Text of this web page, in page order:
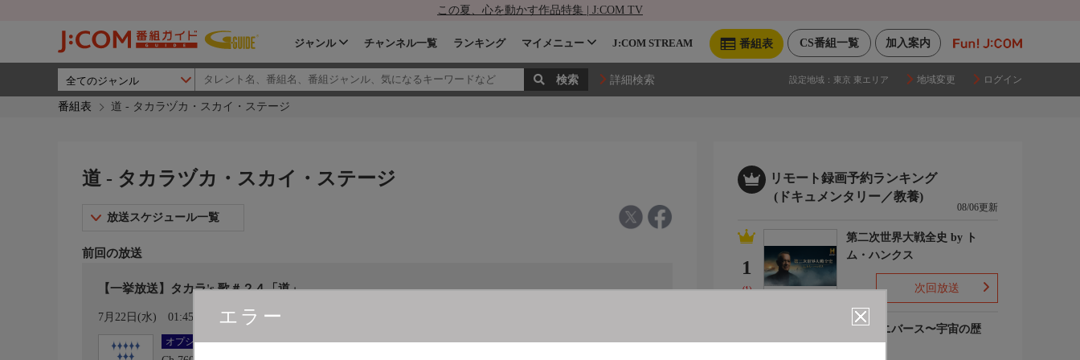
この夏、心を動かす作品特集 | J:COM TV
加入案内
CS番組一覧
番組表
ジャンル チャンネル一覧 ランキング マイメニュー J:COM STREAM
詳細検索 設定地域： 東京 東エリア 地域変更 ログイン
番組表 道 - タカラヅカ・スカイ・ステージ
エラー
道 - タカラヅカ・スカイ・ステージ
放送スケジュール一覧
前回の放送
【一挙放送】タカラ's 歌＃２４「道」
7月22日(水) 01:45〜02:00 カレンダー登録
オプション
リモート録画予約ランキング
(ドキュメンタリー／教養)
08/06更新
1
(1)
第二次世界大戦全史 by ト
ム・ハンクス
次回放送
ザ・ユニバース〜宇宙の歴